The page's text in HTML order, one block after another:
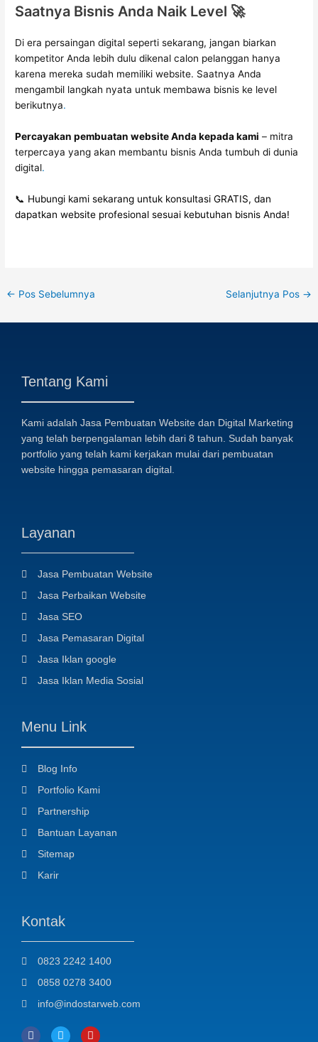
Saatnya Bisnis Anda Naik Level 🚀
Di era persaingan digital seperti sekarang, jangan biarkan
kompetitor Anda lebih dulu dikenal calon pelanggan hanya
karena mereka sudah memiliki website. Saatnya Anda
mengambil langkah nyata untuk membawa bisnis ke level
berikutnya.
Percayakan pembuatan website Anda kepada kami – mitra
terpercaya yang akan membantu bisnis Anda tumbuh di dunia
digital.
📞 Hubungi kami sekarang untuk konsultasi GRATIS, dan
dapatkan website profesional sesuai kebutuhan bisnis Anda!
← Pos Sebelumnya Selanjutnya Pos →
Tentang Kami
Kami adalah Jasa Pembuatan Website dan Digital Marketing
yang telah berpengalaman lebih dari 8 tahun. Sudah banyak
portfolio yang telah kami kerjakan mulai dari pembuatan
website hingga pemasaran digital.
Layanan
Jasa Pembuatan Website
Jasa Perbaikan Website
Jasa SEO
Jasa Pemasaran Digital
Jasa Iklan google
Jasa Iklan Media Sosial
Menu Link
Blog Info
Portfolio Kami
Partnership
Bantuan Layanan
Sitemap
Karir
Kontak
0823 2242 1400
0858 0278 3400
info@indostarweb.com
F T Y